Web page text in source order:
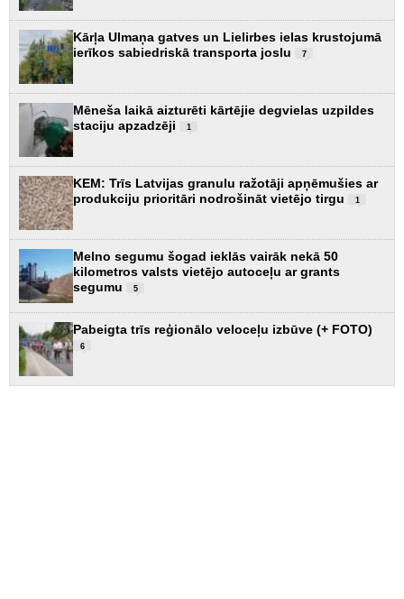
Kārļa Ulmaņa gatves un Lielirbes ielas krustojumā
ierīkos sabiedriskā transporta joslu
7
Mēneša laikā aizturēti kārtējie degvielas uzpildes
staciju apzadzēji
1
KEM: Trīs Latvijas granulu ražotāji apņēmušies ar
produkciju prioritāri nodrošināt vietējo tirgu
1
Melno segumu šogad ieklās vairāk nekā 50
kilometros valsts vietējo autoceļu ar grants
segumu
5
Pabeigta trīs reģionālo veloceļu izbūve (+ FOTO)
6